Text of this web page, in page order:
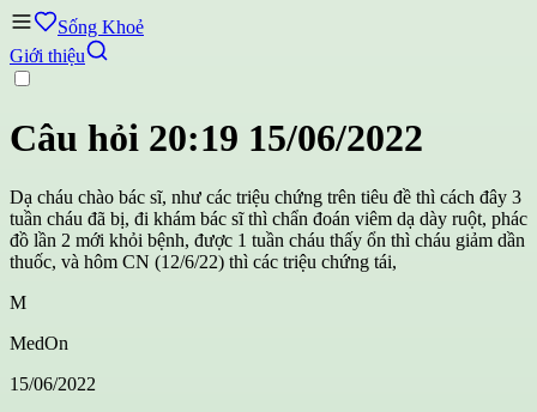
Sống Khoẻ
Giới thiệu
Câu hỏi 20:19 15/06/2022
Dạ cháu chào bác sĩ, như các triệu chứng trên tiêu đề thì cách đây 3
tuần cháu đã bị, đi khám bác sĩ thì chẩn đoán viêm dạ dày ruột, phác
đồ lần 2 mới khỏi bệnh, được 1 tuần cháu thấy ổn thì cháu giảm dần
thuốc, và hôm CN (12/6/22) thì các triệu chứng tái,
M
MedOn
15/06/2022